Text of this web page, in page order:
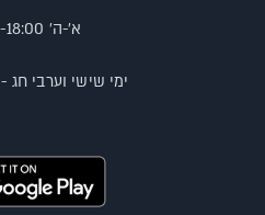
א'-ה' 09:00-18:00
ימי שישי וערבי חג - 09:00-13:00